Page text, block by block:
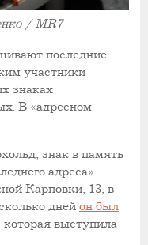
/ MR7
последние
участники
знаках
В «адресном
знак в память
адреса»
Карповки, 13, в
дней он был
которая выступила